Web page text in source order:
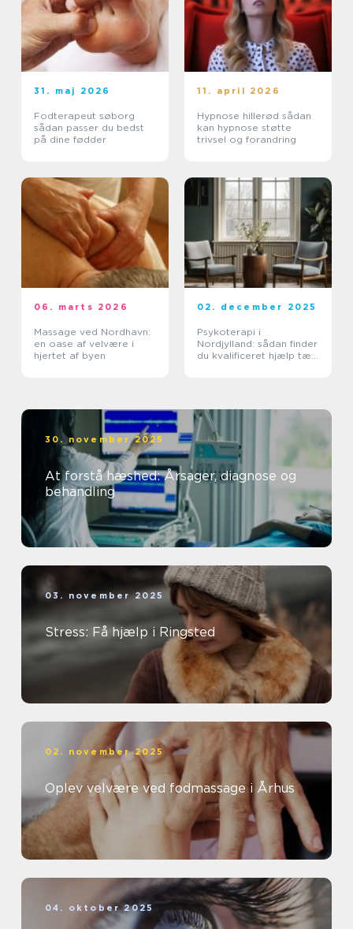
31. maj 2026
Fodterapeut søborg
sådan passer du bedst
på dine fødder
11. april 2026
Hypnose hillerød sådan
kan hypnose støtte
trivsel og forandring
06. marts 2026
Massage ved Nordhavn:
en oase af velvære i
hjertet af byen
02. december 2025
Psykoterapi i
Nordjylland: sådan finder
du kvalificeret hjælp tæt
30. november 2025
At forstå hæshed: Årsager, diagnose og
behandling
03. november 2025
Stress: Få hjælp i Ringsted
02. november 2025
Oplev velvære ved fodmassage i Århus
04. oktober 2025